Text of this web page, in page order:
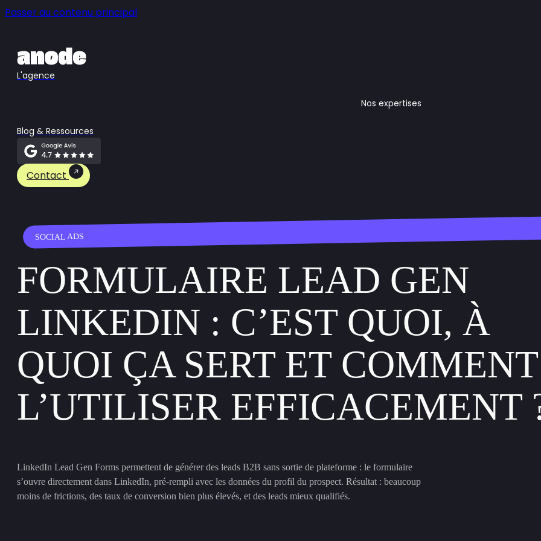
Passer au contenu principal
L'agence
Nos expertises
Blog & Ressources
Contact
SOCIAL ADS
FORMULAIRE LEAD GEN
LINKEDIN : C’EST QUOI, À
QUOI ÇA SERT ET COMMENT
L’UTILISER EFFICACEMENT
LinkedIn Lead Gen Forms permettent de générer des leads B2B sans sortie de plateforme : le formulaire
s’ouvre directement dans LinkedIn, pré-rempli avec les données du profil du prospect. Résultat : beaucoup
moins de frictions, des taux de conversion bien plus élevés, et des leads mieux qualifiés.